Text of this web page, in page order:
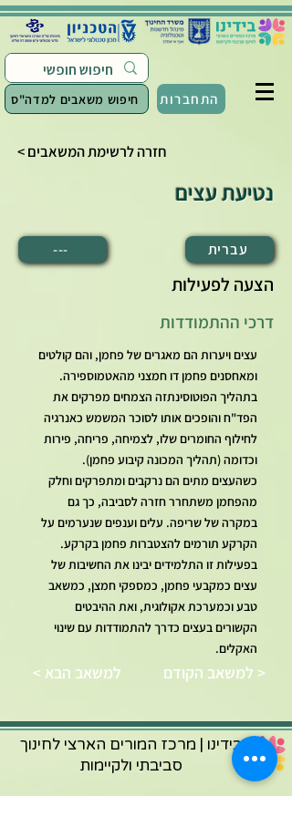
חיפוש משאבים למדה"ס התחברות
< חזרה לרשימת המשאבים
נטיעת עצים
--- עברית
הצעה לפעילות
דרכי ההתמודדות
עצים ויערות הם מאגרים של פחמן, והם קולטים
ומאחסנים פחמן דו חמצני מהאטמוספירה.
בתהליך הפוטוסינתזה הצמחים מפרקים את
הפד"ח והופכים אותו לסוכר המשמש כאנרגיה
לחילוף החומרים שלו, לצמיחה, פריחה, פירות
וכדומה (תהליך המכונה קיבוע פחמן).
כשהעצים מתים הם נרקבים ומתפרקים וחלק
מהפחמן משתחרר חזרה לסביבה, כך גם
במקרה של שריפה. עלים וענפים שנערמים על
הקרקע תורמים להצטברות פחמן בקרקע.
בפעילות זו התלמידים יבינו את החשיבות של
עצים כמקבעי פחמן, כמספקי חמצן, כמשאב
טבע וכמערכת אקולוגית, ואת ההיבטים
הקשורים בעצים כדרך להתמודדות עם שינוי
האקלים.
< למשאב הבא למשאב הקודם >
בידינו | מרכז המורים הארצי לחינוך
סביבתי ולקיימות